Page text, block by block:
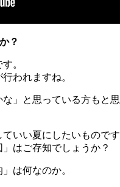
？
。
われますね。
」と思っている方もと思
いい夏にしたいものです
はご存知でしょうか？
は何なのか。